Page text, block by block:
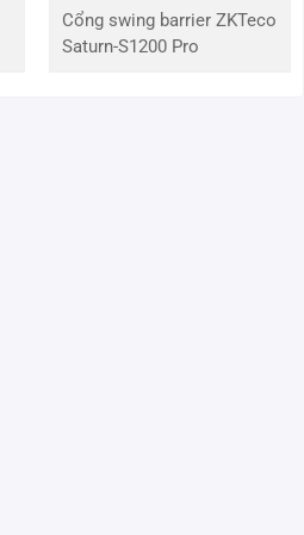
Cổng swing barrier ZKTeco
Saturn-S1200 Pro